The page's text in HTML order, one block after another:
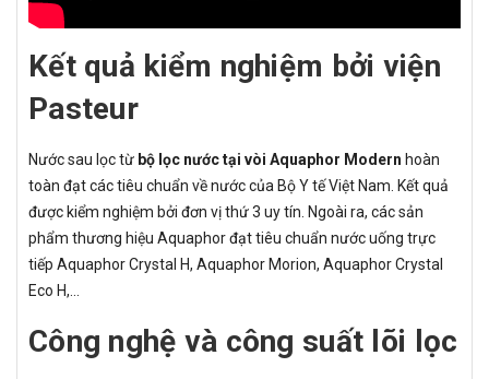
Kết quả kiểm nghiệm bởi viện
Pasteur
Nước sau lọc từ bộ lọc nước tại vòi Aquaphor Modern hoàn
toàn đạt các tiêu chuẩn về nước của Bộ Y tế Việt Nam. Kết quả
được kiểm nghiệm bởi đơn vị thứ 3 uy tín. Ngoài ra, các sản
phẩm thương hiệu Aquaphor đạt tiêu chuẩn nước uống trực
tiếp Aquaphor Crystal H, Aquaphor Morion, Aquaphor Crystal
Eco H,...
Công nghệ và công suất lõi lọc